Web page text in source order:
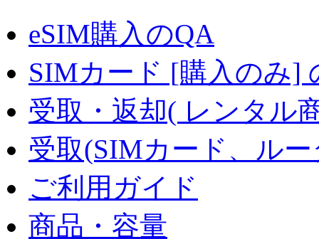
eSIM購入のQA
SIMカード [購入のみ]
受取・返却( レンタル
受取(SIMカード、ル
ご利用ガイド
商品・容量